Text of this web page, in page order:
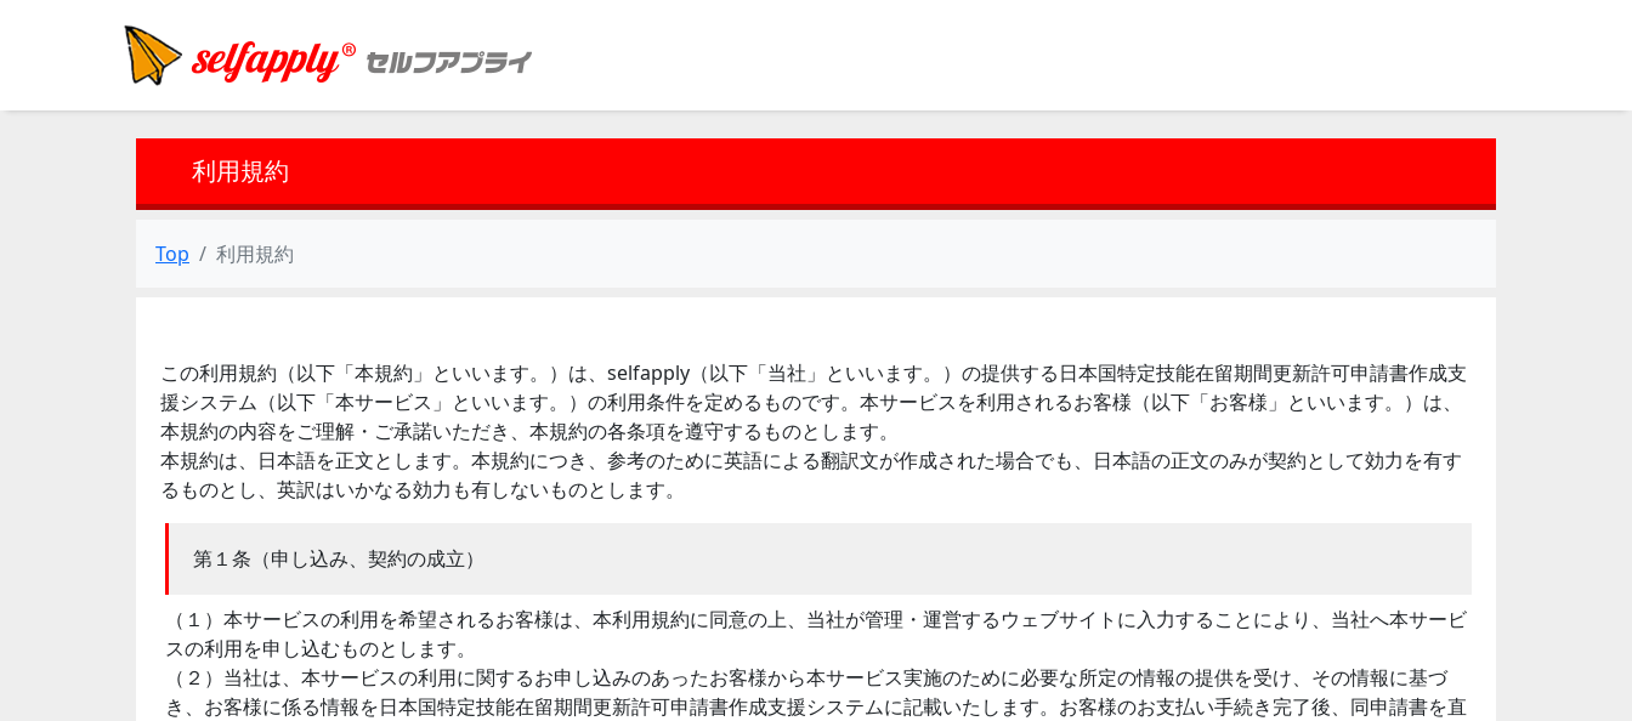
利用規約
Top 利用規約
この利用規約（以下「本規約」といいます。）は、selfapply（以下「当社」といいます。）の提供する日本国特定技能在留期間更新許可申請書作成支
援システム（以下「本サービス」といいます。）の利用条件を定めるものです。本サービスを利用されるお客様（以下「お客様」といいます。）は、
本規約の内容をご理解・ご承諾いただき、本規約の各条項を遵守するものとします。
本規約は、日本語を正文とします。本規約につき、参考のために英語による翻訳文が作成された場合でも、日本語の正文のみが契約として効力を有す
るものとし、英訳はいかなる効力も有しないものとします。
第１条（申し込み、契約の成立）
（１）本サービスの利用を希望されるお客様は、本利用規約に同意の上、当社が管理・運営するウェブサイトに入力することにより、当社へ本サービ
スの利用を申し込むものとします。
（２）当社は、本サービスの利用に関するお申し込みのあったお客様から本サービス実施のために必要な所定の情報の提供を受け、その情報に基づ
き、お客様に係る情報を日本国特定技能在留期間更新許可申請書作成支援システムに記載いたします。お客様のお支払い手続き完了後、同申請書を直